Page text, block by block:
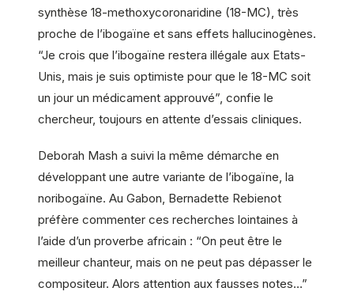
synthèse 18-methoxycoronaridine (18-MC), très
proche de l’ibogaïne et sans effets hallucinogènes.
“Je crois que l’ibogaïne restera illégale aux Etats-
Unis, mais je suis optimiste pour que le 18-MC soit
un jour un médicament approuvé”, confie le
chercheur, toujours en attente d’essais cliniques.
Deborah Mash a suivi la même démarche en
développant une autre variante de l’ibogaïne, la
noribogaïne. Au Gabon, Bernadette Rebienot
préfère commenter ces recherches lointaines à
l’aide d’un proverbe africain : “On peut être le
meilleur chanteur, mais on ne peut pas dépasser le
compositeur. Alors attention aux fausses notes…”